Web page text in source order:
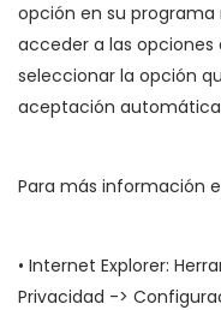
opción en su programa
acceder a las
seleccionar la opción
aceptación automática
Para más información
• Internet Explorer:
Privacidad ->